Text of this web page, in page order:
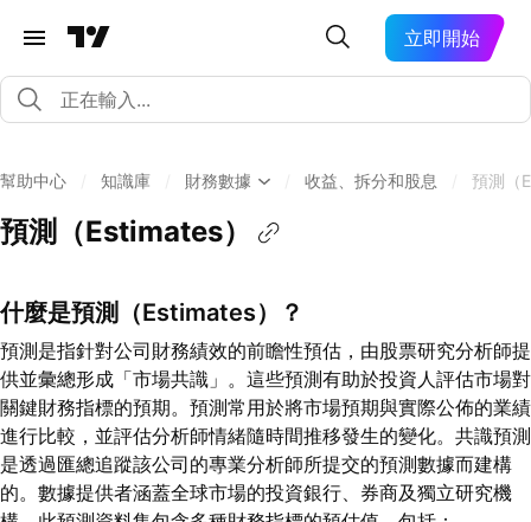
立即開始
幫助中心 知識庫 財務數據 收益、拆分和股息 預測（
預測（Estimates）
什麼是預測（Estimates）？
預測是指針對公司財務績效的前瞻性預估，由股票研究分析師提
供並彙總形成「市場共識」。這些預測有助於投資人評估市場對
關鍵財務指標的預期。預測常用於將市場預期與實際公佈的業績
進行比較，並評估分析師情緒隨時間推移發生的變化。共識預測
是透過匯總追蹤該公司的專業分析師所提交的預測數據而建構
的。數據提供者涵蓋全球市場的投資銀行、券商及獨立研究機